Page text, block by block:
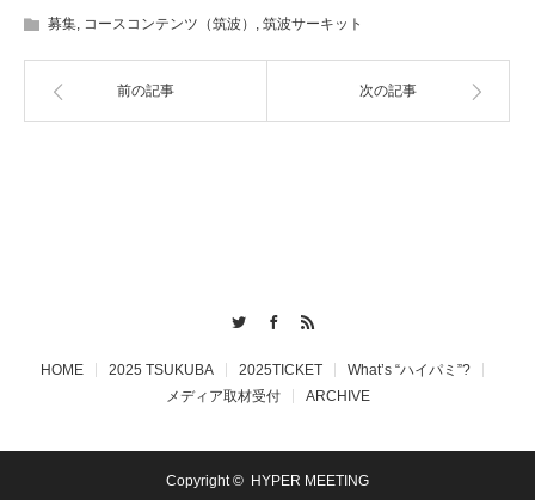
募集, コースコンテンツ（筑波） , 筑波サーキット
前の記事 次の記事
HOME 2025 TSUKUBA 2025TICKET
What’s “ハイパミ”?
メディア取材受付
ARCHIVE
Copyright © HYPER MEETING